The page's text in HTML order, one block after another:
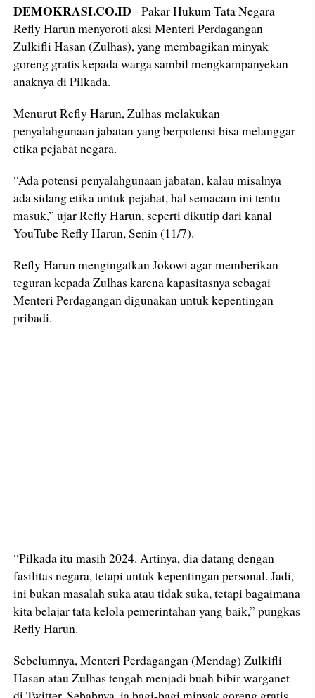
DEMOKRASI.CO.ID - Pakar Hukum Tata Negara
Refly Harun menyoroti aksi Menteri Perdagangan
Zulkifli Hasan (Zulhas), yang membagikan minyak
goreng gratis kepada warga sambil mengkampanyekan
anaknya di Pilkada.
Menurut Refly Harun, Zulhas melakukan
penyalahgunaan jabatan yang berpotensi bisa melanggar
etika pejabat negara.
“Ada potensi penyalahgunaan jabatan, kalau misalnya
ada sidang etika untuk pejabat, hal semacam ini tentu
masuk,” ujar Refly Harun, seperti dikutip dari kanal
YouTube Refly Harun, Senin (11/7).
Refly Harun mengingatkan Jokowi agar memberikan
teguran kepada Zulhas karena kapasitasnya sebagai
Menteri Perdagangan digunakan untuk kepentingan
pribadi.
“Pilkada itu masih 2024. Artinya, dia datang dengan
fasilitas negara, tetapi untuk kepentingan personal. Jadi,
ini bukan masalah suka atau tidak suka, tetapi bagaimana
kita belajar tata kelola pemerintahan yang baik,” pungkas
Refly Harun.
Sebelumnya, Menteri Perdagangan (Mendag) Zulkifli
Hasan atau Zulhas tengah menjadi buah bibir warganet